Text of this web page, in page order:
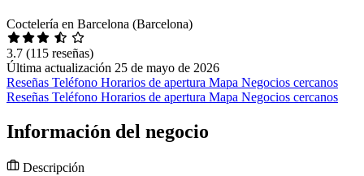
Coctelería en Barcelona (Barcelona)
3.7 (115 reseñas)
Última actualización 25 de mayo de 2026
Reseñas Teléfono Horarios de apertura Mapa Negocios cercanos
Reseñas Teléfono Horarios de apertura Mapa Negocios cercanos
Información del negocio
Descripción